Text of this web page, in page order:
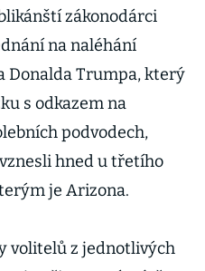
zákonodárci
na naléhání
Donalda Trumpa, který
s odkazem na
podvodech,
hned u třetího
je Arizona.
volitelů z jednotlivých